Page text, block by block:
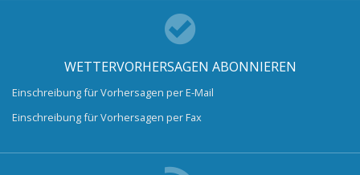
WETTERVORHERSAGEN ABONNIEREN
Einschreibung für Vorhersagen per E-Mail
Einschreibung für Vorhersagen per Fax